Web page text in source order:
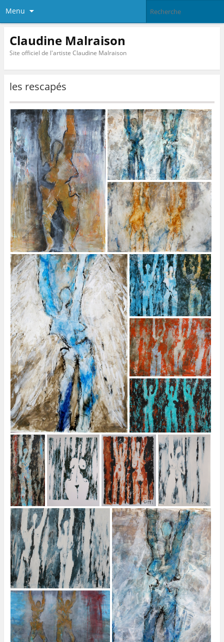
Menu
Claudine Malraison
Site officiel de l'artiste Claudine Malraison
les rescapés